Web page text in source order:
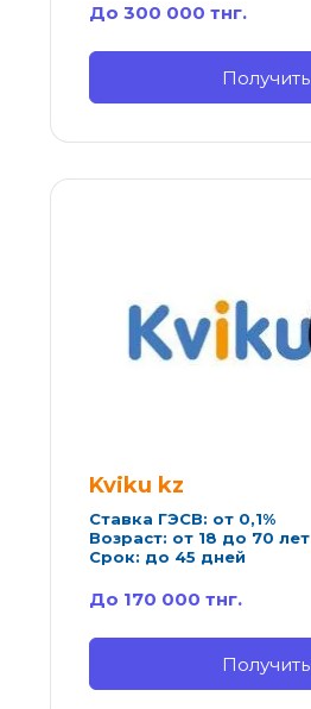
До 300 000 тнг.
Получить
Kviku kz
Ставка ГЭСВ: от 0,1%
Возраст: от 18 до 70 лет
Срок: до 45 дней
До 170 000 тнг.
Получить